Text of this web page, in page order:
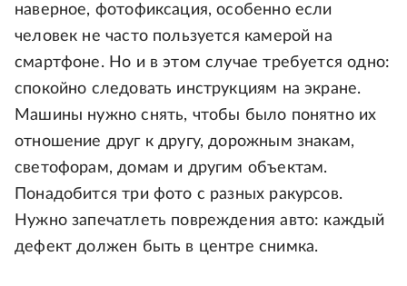
наверное, фотофиксация, особенно если
человек не часто пользуется камерой на
смартфоне. Но и в этом случае требуется одно:
спокойно следовать инструкциям на экране.
Машины нужно снять, чтобы было понятно их
отношение друг к другу, дорожным знакам,
светофорам, домам и другим объектам.
Понадобится три фото с разных ракурсов.
Нужно запечатлеть повреждения авто: каждый
дефект должен быть в центре снимка.